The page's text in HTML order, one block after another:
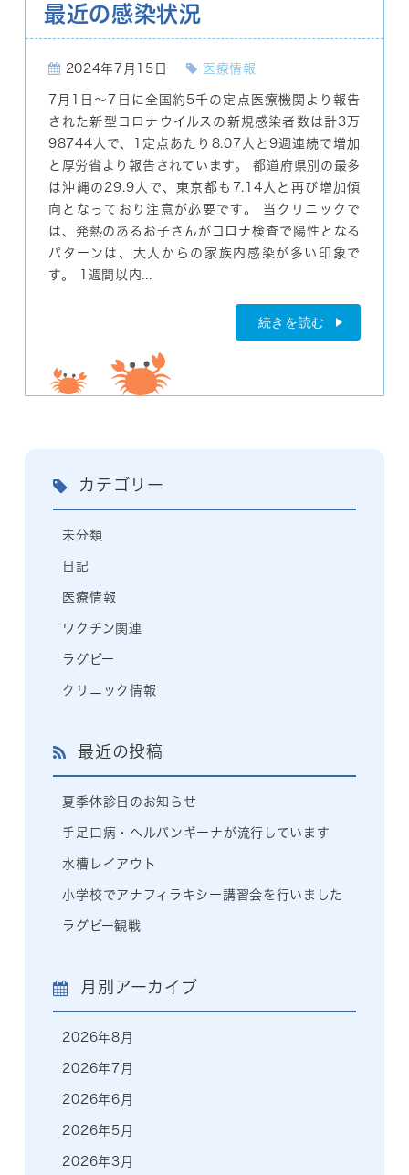
最近の感染状況
2024年7月15日 医療情報
7月1日～7日に全国約5千の定点医療機関より報告
された新型コロナウイルスの新規感染者数は計3万
98744人で、1定点あたり8.07人と9週連続で増加
と厚労省より報告されています。 都道府県別の最多
は沖縄の29.9人で、東京都も7.14人と再び増加傾
向となっており注意が必要です。 当クリニックで
は、発熱のあるお子さんがコロナ検査で陽性となる
パターンは、大人からの家族内感染が多い印象で
す。 1週間以内...
続きを読む
カテゴリー
未分類
日記
医療情報
ワクチン関連
ラグビー
クリニック情報
最近の投稿
夏季休診日のお知らせ
手足口病・ヘルパンギーナが流行しています
水槽レイアウト
小学校でアナフィラキシー講習会を行いました
ラグビー観戦
月別アーカイブ
2026年8月
2026年7月
2026年6月
2026年5月
2026年3月